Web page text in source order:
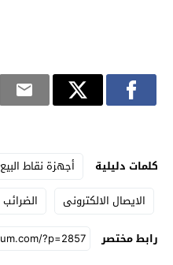
كلمات دليلية أجهزة نقاط البيع
الايصال الالكترونى
الضرائب
رابط مختصر